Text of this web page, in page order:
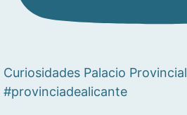
Curiosidades Palacio Provincial
#provinciadealicante